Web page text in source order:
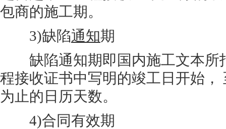
包商的施工期。
3)缺陷通知期
缺陷通知期即国内施工文本所
程接收证书中写明的竣工日开始，
为止的日历天数。
4)合同有效期